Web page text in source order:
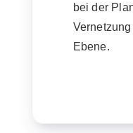
bei der
Ebene.